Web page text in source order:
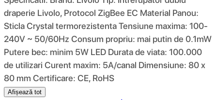
draperie Livolo, Protocol ZigBee EC Material Panou:
Sticla Crystal termorezistenta Tensiune maxima: 100-
240V ~ 50/60Hz Consum propriu: mai putin de 0.1mW
Putere bec: minim 5W LED Durata de viata: 100.000
de utilizari Curent maxim: 5A/canal Dimensiune: 80 x
80 mm Certificare: CE, RoHS
Afișează tot